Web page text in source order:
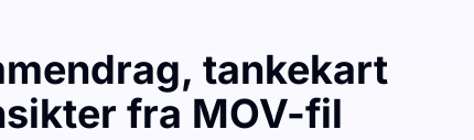
tankekart
fra MOV-fil